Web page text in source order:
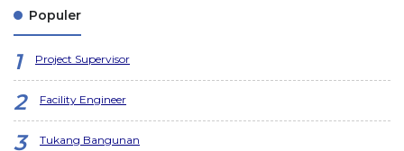
Populer
Project Supervisor
Facility Engineer
Tukang Bangunan